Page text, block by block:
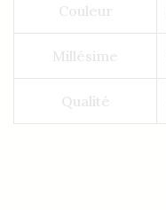
Couleur
Millésime
Qualité